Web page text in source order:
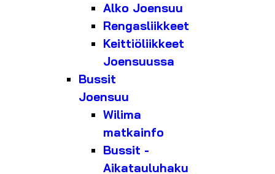
Alko Joensuu
Rengasliikkeet
Keittiöliikkeet
Joensuussa
Bussit
Joensuu
Wilima
matkainfo
Bussit -
Aikatauluhaku